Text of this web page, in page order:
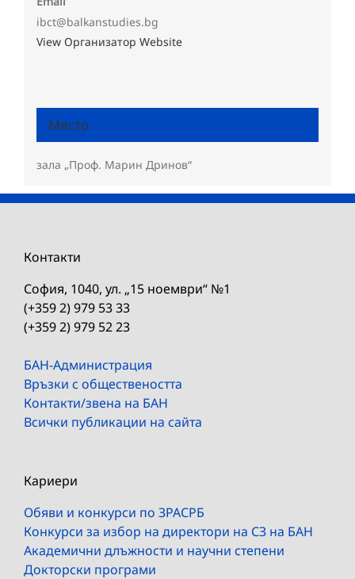
ibct@balkanstudies.bg
View Организатор Website
Място
зала „Проф. Марин Дринов“
Контакти
София, 1040, ул. „15 ноември“ №1
(+359 2) 979 53 33
(+359 2) 979 52 23
БАН-Администрация
Връзки с обществеността
Контакти/звена на БАН
Всички публикации на сайта
Кариери
Обяви и конкурси по ЗРАСРБ
Конкурси за избор на директори на СЗ на БАН
Академични длъжности и научни степени
Докторски програми